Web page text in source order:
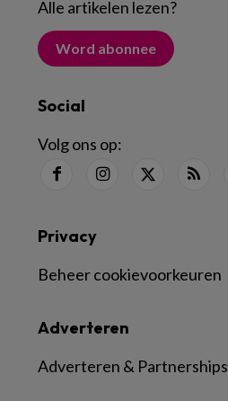
Alle artikelen lezen?
Word abonnee
Social
Volg ons op:
Adverteren
Adverteren & Partnerships
Privacy
Beheer cookievoorkeuren